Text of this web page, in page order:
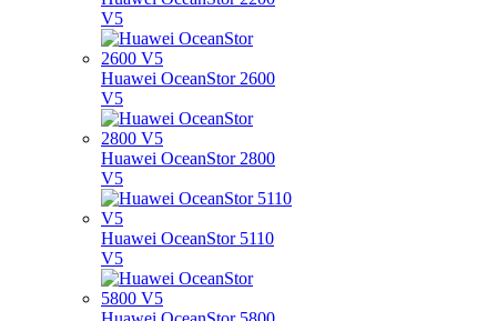
V5
Huawei OceanStor 2600
V5
Huawei OceanStor 2800
V5
Huawei OceanStor 5110
V5